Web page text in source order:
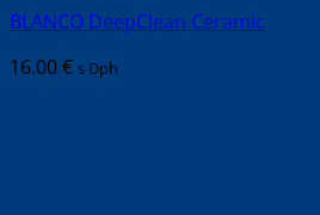
BLANCO DeepClean Ceramic
16.00€ s Dph